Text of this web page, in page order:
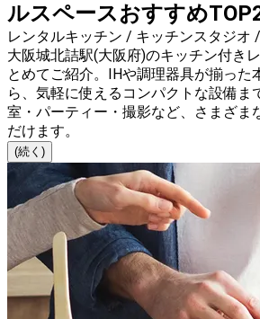
ルスペースおすすめ
レンタルキッチン / キッチンスタジオ
大阪城北詰駅(大阪府)のキッチン付き
とめてご紹介。IHや調理器具が揃った
ら、気軽に使えるコンパクトな設備ま
室・パーティー・撮影など、さまざま
だけます。
(続く)